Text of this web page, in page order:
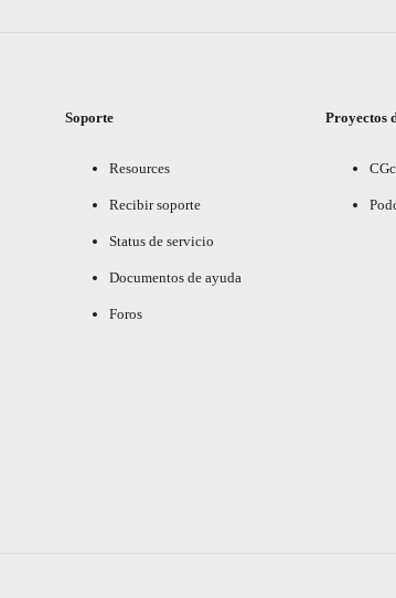
Soporte
Resources
Recibir soporte
Status de servicio
Documentos de ayuda
Foros
Proyectos